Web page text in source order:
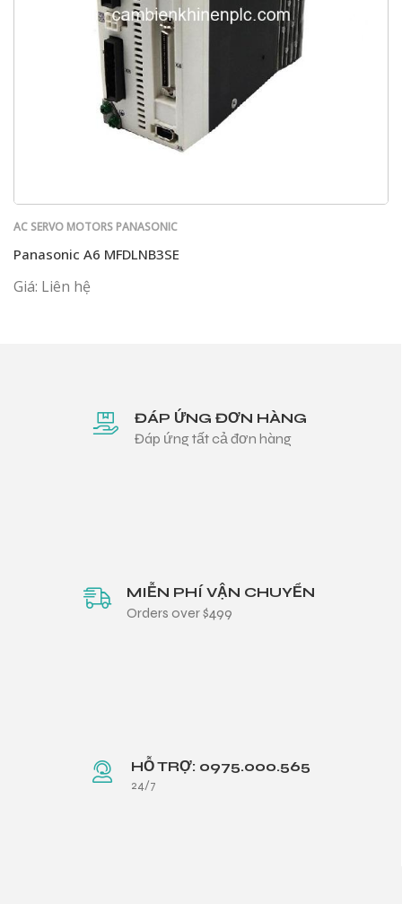
AC SERVO MOTORS PANASONIC
Panasonic A6 MFDLNB3SE
Giá: Liên hệ
ĐÁP ỨNG ĐƠN HÀNG
Đáp ứng tất cả đơn hàng
MIỄN PHÍ VẬN CHUYỂN
Orders over $499
HỖ TRỢ: 0975.000.565
24/7